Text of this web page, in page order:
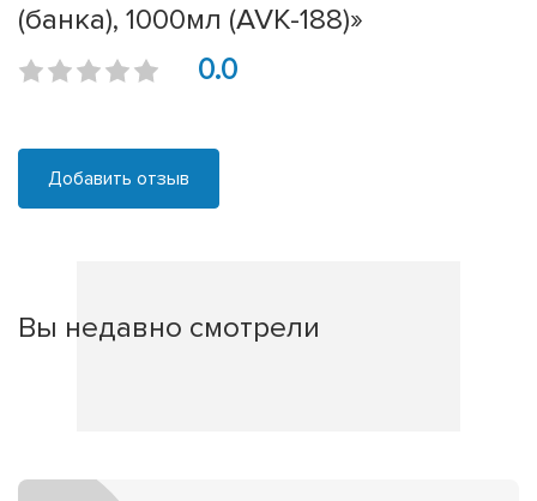
(банка), 1000мл (AVK-188)»
0.0
Добавить отзыв
Вы недавно смотрели